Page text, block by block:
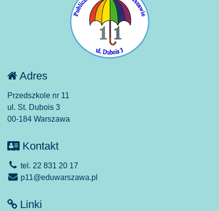
Adres
Przedszkole nr 11
ul. St. Dubois 3
00-184 Warszawa
Kontakt
tel. 22 831 20 17
p11@eduwarszawa.pl
Linki